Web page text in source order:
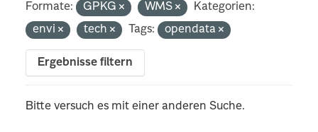
Formate: GPKG WMS
Kategorien:
envi
tech Tags: opendata
Ergebnisse filtern
Bitte versuch es mit einer anderen Suche.